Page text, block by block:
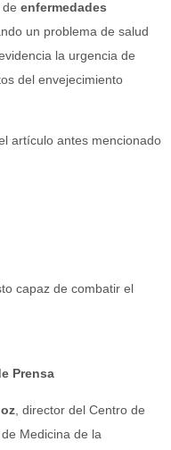
enfermedades
un problema de salud
la urgencia de
del envejecimiento
artículo antes mencionado
capaz de combatir el
Prensa
, director del Centro de
Medicina de la